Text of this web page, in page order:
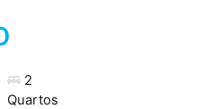
2
Quartos